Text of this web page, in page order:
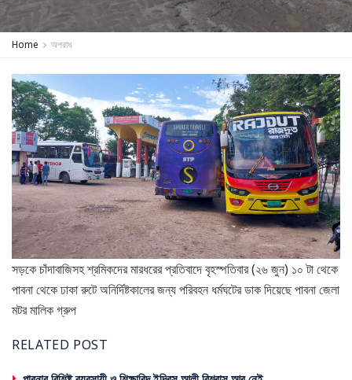
Home অপরাধ
সড়কে চাঁদাবাজিসহ শ্রমিকদের মারধরের প্রতিবাদে বৃহস্পতিবার (২৬ জুন) ১০ টা থেকে
পাবনা থেকে ঢাকা রুটে অনির্দিষ্টকালের জন্য পরিবহন ধর্মঘটের ডাক দিয়েছে পাবনা জেলা
মটর মালিক গ্রুপ
RELATED POST